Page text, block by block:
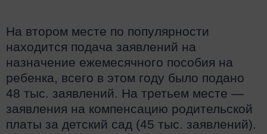
На втором месте по популярности
находится подача заявлений на
назначение ежемесячного пособия на
ребенка, всего в этом году было подано
48 тыс. заявлений. На третьем месте —
заявления на компенсацию родительской
платы за детский сад (45 тыс. заявлений).